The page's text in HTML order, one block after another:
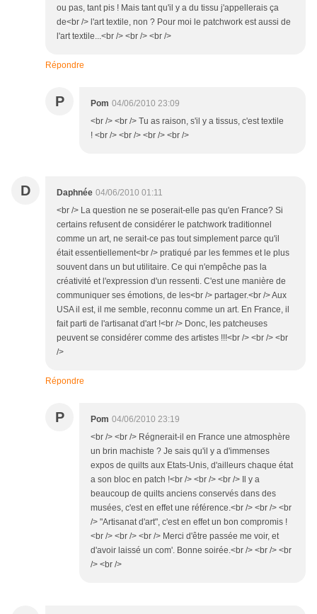
ou pas, tant pis ! Mais tant qu'il y a du tissu j'appellerais ça
de<br /> l'art textile, non ? Pour moi le patchwork est aussi de
l'art textile...<br /> <br /> <br />
Répondre
P Pom 04/06/2010 23:09
<br /> <br /> Tu as raison, s'il y a tissus, c'est textile
! <br /> <br /> <br /> <br />
D Daphnée 04/06/2010 01:11
<br /> La question ne se poserait-elle pas qu'en France? Si
certains refusent de considérer le patchwork traditionnel
comme un art, ne serait-ce pas tout simplement parce qu'il
était essentiellement<br /> pratiqué par les femmes et le plus
souvent dans un but utilitaire. Ce qui n'empêche pas la
créativité et l'expression d'un ressenti. C'est une manière de
communiquer ses émotions, de les<br /> partager.<br /> Aux
USA il est, il me semble, reconnu comme un art. En France, il
fait parti de l'artisanat d'art !<br /> Donc, les patcheuses
peuvent se considérer comme des artistes !!!<br /> <br /> <br
/>
Répondre
P Pom 04/06/2010 23:19
<br /> <br /> Régnerait-il en France une atmosphère
un brin machiste ? Je sais qu'il y a d'immenses
expos de quilts aux Etats-Unis, d'ailleurs chaque état
a son bloc en patch !<br /> <br /> <br /> Il y a
beaucoup de quilts anciens conservés dans des
musées, c'est en effet une référence.<br /> <br /> <br
/> "Artisanat d'art", c'est en effet un bon compromis !
<br /> <br /> <br /> Merci d'être passée me voir, et
d'avoir laissé un com'. Bonne soirée.<br /> <br /> <br
/> <br />